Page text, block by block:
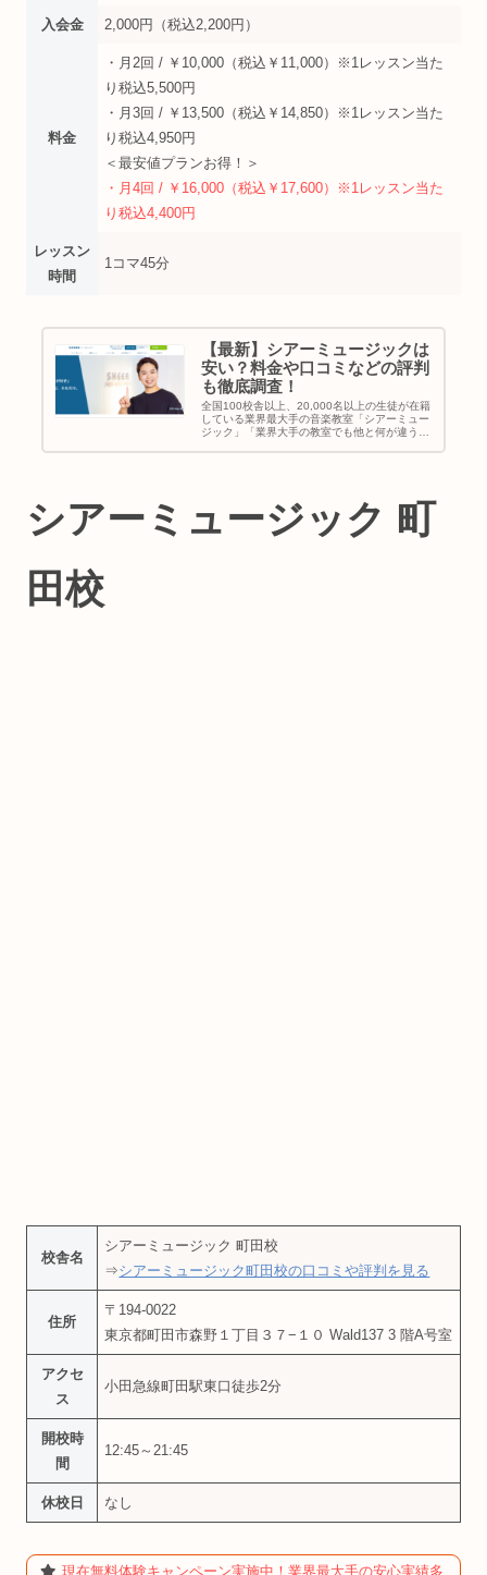
入会金 2,000円（税込2,200円）
料金
・月2回 / ￥10,000（税込￥11,000）※1レッスン当た
り税込5,500円
・月3回 / ￥13,500（税込￥14,850）※1レッスン当た
り税込4,950円
＜最安値プランお得！＞
・月4回 / ￥16,000（税込￥17,600）※1レッスン当た
り税込4,400円
レッスン
時間
1コマ45分
【最新】シアーミュージックは
安い？料金や口コミなどの評判
も徹底調査！
全国100校舎以上、20,000名以上の生徒が在籍
している業界最大手の音楽教室「シアーミュー
ジック」「業界大手の教室でも他と何が違う
シアーミュージック 町
田校
校舎名
シアーミュージック 町田校
⇒シアーミュージック町田校の口コミや評判を見る
住所
〒194-0022
東京都町田市森野１丁目３７−１０ Wald137 3 階A号室
アクセ
ス
小田急線町田駅東口徒歩2分
開校時
間
12:45～21:45
休校日 なし
現在無料体験キャンペーン実施中！業界最大手の安心実績多